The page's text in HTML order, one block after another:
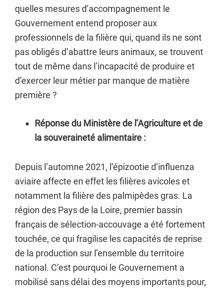
quelles mesures d’accompagnement le
Gouvernement entend proposer aux
professionnels de la filière qui, quand ils ne sont
pas obligés d’abattre leurs animaux, se trouvent
tout de même dans l’incapacité de produire et
d’exercer leur métier par manque de matière
première ?
Réponse du Ministère de l’Agriculture et de
la souveraineté alimentaire :
Depuis l’automne 2021, l’épizootie d’influenza
aviaire affecte en effet les filières avicoles et
notamment la filière des palmipèdes gras. La
région des Pays de la Loire, premier bassin
français de sélection-accouvage a été fortement
touchée, ce qui fragilise les capacités de reprise
de la production sur l’ensemble du territoire
national. C’est pourquoi le Gouvernement a
mobilisé sans délai des moyens importants pour,